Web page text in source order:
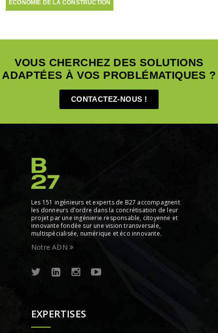
ÉCONOMIE DE LA CONSTRUCTION
VOUS CHERCHEZ DES SOLUTIONS
ADAPTÉES À VOS PROBLÉMATIQUES ?
CONTACTEZ-NOUS !
Les 151 ingénieurs et experts de B27 accompagnent
les donneurs d'ordre dans la concrétisation de leur
projet par une ingénierie responsable, citoyenne et
innovante fondée sur une vision transversale,
multispécialisée, numérique et éco innovante.
Notre ADN
EXPERTISES